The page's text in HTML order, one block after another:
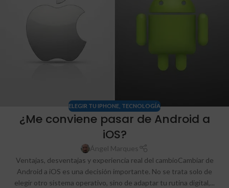
ELEGIR TU IPHONE TECNOLOGÍA
¿Me conviene pasar de Android a
iOS?
Ángel Marques
Ventajas, desventajas y experiencia real del cambioCambiar de
Android a iOS es una decisión importante. No se trata solo de
elegir otro sistema operativo, sino de adaptar tu rutina digital,...